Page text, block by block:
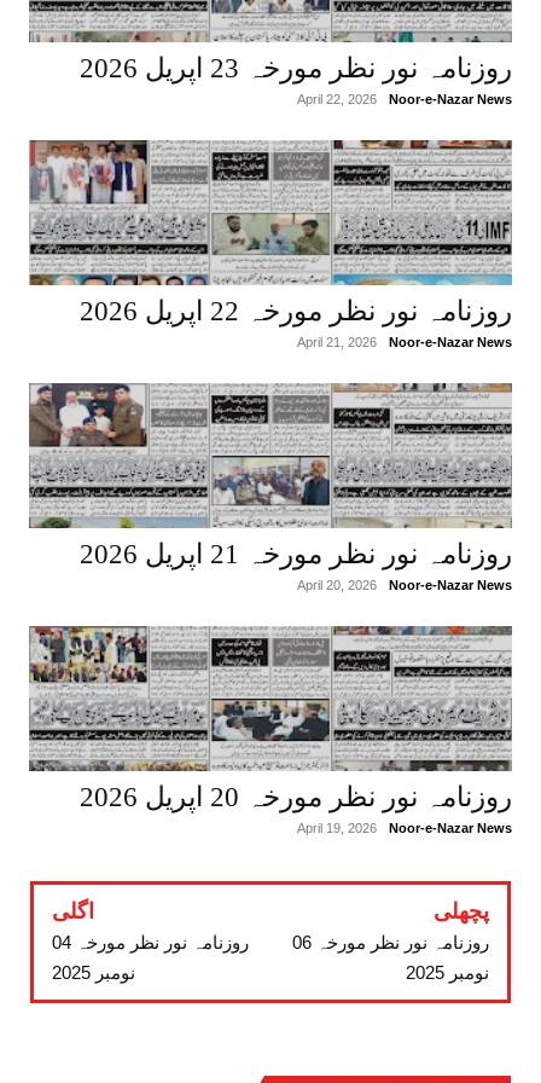
روزنامہ نور نظر مورخہ 23 اپریل 2026
Noor-e-Nazar News
April 22, 2026
روزنامہ نور نظر مورخہ 22 اپریل 2026
Noor-e-Nazar News
April 21, 2026
روزنامہ نور نظر مورخہ 21 اپریل 2026
Noor-e-Nazar News
April 20, 2026
روزنامہ نور نظر مورخہ 20 اپریل 2026
Noor-e-Nazar News
April 19, 2026
پچھلی
روزنامہ نور نظر مورخہ 06
نومبر 2025
اگلی
روزنامہ نور نظر مورخہ 04
نومبر 2025